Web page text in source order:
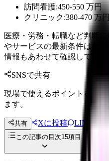
訪問看護:450-550 万円
クリニック:380-470 万
医療・労務・転職など判断
やサービスの最新条件は公
情報もあわせて確認してくだ
SNSで共有
現場で使えるポイントを、
ます。
共有 Xに投稿 LINE
この記事の目次15項目